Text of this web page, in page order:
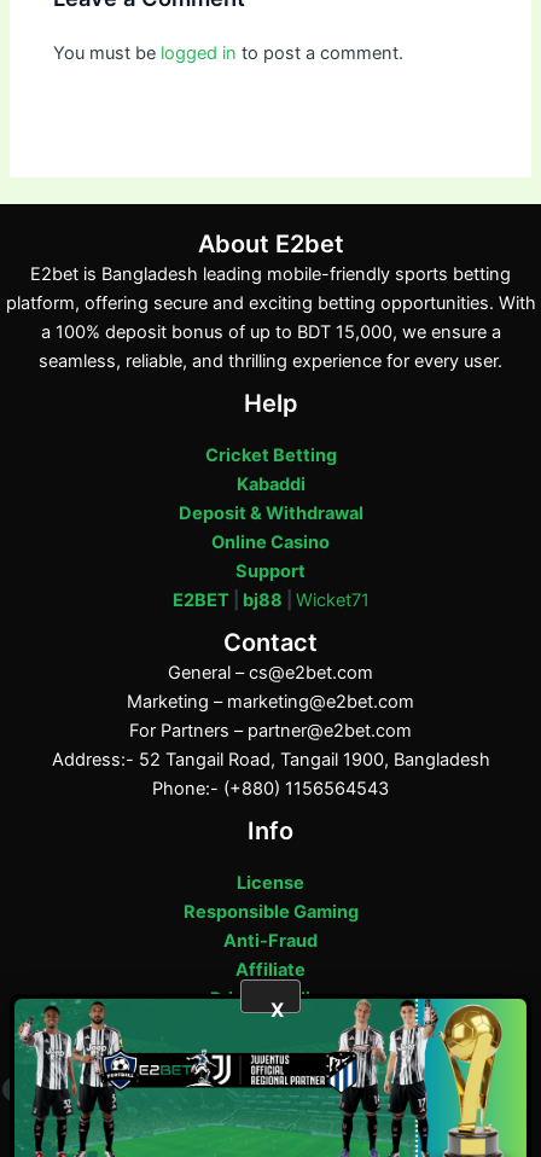
You must be logged in to post a comment.
About E2bet
E2bet is Bangladesh leading mobile-friendly sports betting
platform, offering secure and exciting betting opportunities. With
a 100% deposit bonus of up to BDT 15,000, we ensure a
seamless, reliable, and thrilling experience for every user.
Help
Cricket Betting
Kabaddi
Deposit & Withdrawal
Online Casino
Support
E2BET| bj88 Wicket71
Contact
General –cs@e2bet.com
Marketing – marketing@e2bet.com
For Partners – partner@e2bet.com
Address:- 52 Tangail Road, Tangail 1900, Bangladesh
Phone:- (+880) 1156564543
Info
License
Responsible Gaming
Anti-Fraud
Affiliate
Privacy Policy
E2bet Copyright © 2025
X